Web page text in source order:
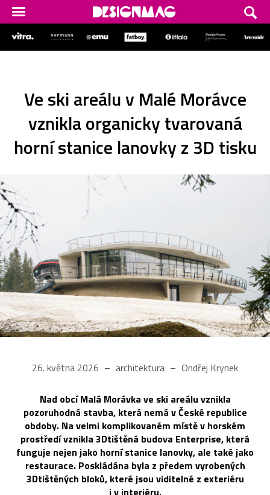
Ve ski areálu v Malé Morávce
vznikla organicky tvarovaná
horní stanice lanovky z 3D tisku
26. května 2026 architektura Ondřej Krynek
Nad obcí Malá Morávka ve ski areálu vznikla
pozoruhodná stavba, která nemá v České republice
obdoby. Na velmi komplikovaném místě v horském
prostředí vznikla 3Dtištěná budova Enterprise, která
funguje nejen jako horní stanice lanovky, ale také jako
restaurace. Poskládána byla z předem vyrobených
3Dtištěných bloků, které jsou viditelné z exteriéru
i v interiéru.